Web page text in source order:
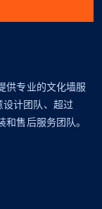
供专业的文化墙服
计团队、超过
售后服务团队。